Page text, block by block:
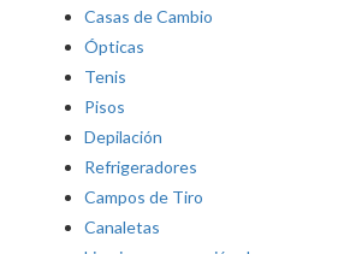
Casas de Cambio
Ópticas
Tenis
Pisos
Depilación
Refrigeradores
Campos de Tiro
Canaletas